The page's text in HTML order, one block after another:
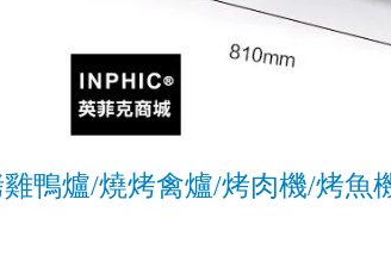
鴨爐/燒烤禽爐/烤肉機/烤魚